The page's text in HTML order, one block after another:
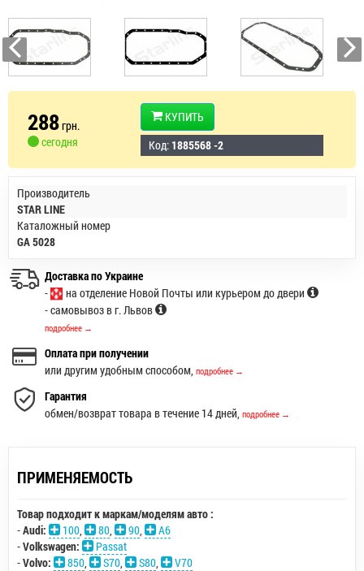
288грн.
сегодня
КУПИТЬ
Код: 1885568 -2
Производитель
STAR LINE
Каталожный номер
GA 5028
Доставка по Украине
-
на отделение Новой Почты или курьером до двери
- самовывоз в г. Львов
подробнее →
Оплата при получении
или другим удобным способом, подробнее →
Гарантия
обмен/возврат товара в течение 14 дней, подробнее →
ПРИМЕНЯЕМОСТЬ
Товар подходит к маркам/моделям авто :
-Audi: 100 80 90
A6
-Volkswagen:
Passat
-Volvo: 850 S70 S80
V70